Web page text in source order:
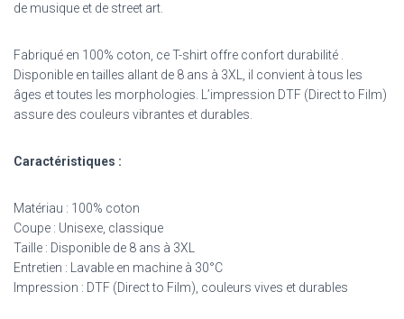
de musique et de street art.
Fabriqué en 100% coton, ce T-shirt offre confort durabilité .
Disponible en tailles allant de 8 ans à 3XL, il convient à tous les
âges et toutes les morphologies. L’impression DTF (Direct to Film)
assure des couleurs vibrantes et durables.
Caractéristiques :
Matériau : 100% coton
Coupe : Unisexe, classique
Taille : Disponible de 8 ans à 3XL
Entretien : Lavable en machine à 30°C
Impression : DTF (Direct to Film), couleurs vives et durables